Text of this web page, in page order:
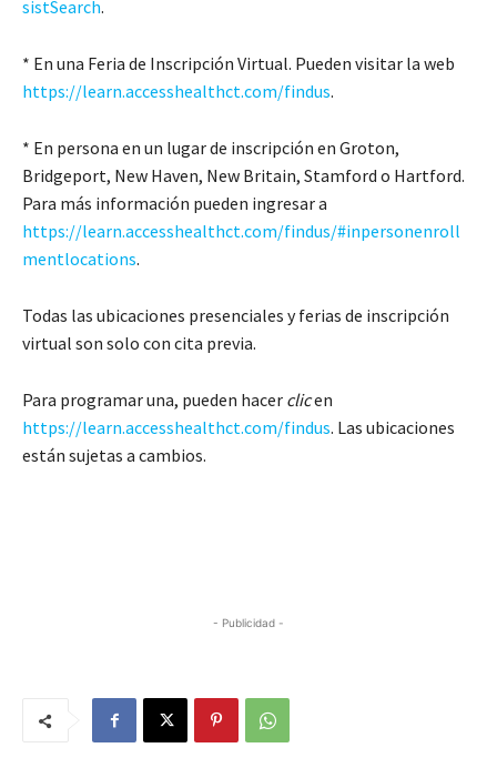
sistSearch.
* En una Feria de Inscripción Virtual. Pueden visitar la web
https://learn.accesshealthct.com/findus.
* En persona en un lugar de inscripción en Groton,
Bridgeport, New Haven, New Britain, Stamford o Hartford.
Para más información pueden ingresar a
https://learn.accesshealthct.com/findus/#inpersonenroll
mentlocations.
Todas las ubicaciones presenciales y ferias de inscripción
virtual son solo con cita previa.
Para programar una, pueden hacer clicen
https://learn.accesshealthct.com/findus. Las ubicaciones
están sujetas a cambios.
- Publicidad -